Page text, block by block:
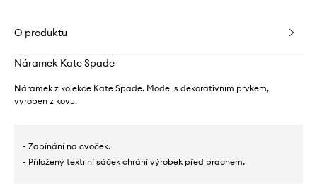
O produktu
Náramek Kate Spade
Náramek z kolekce Kate Spade. Model s dekorativním prvkem,
vyroben z kovu.
- Zapínání na cvoček.
- Přiložený textilní sáček chrání výrobek před prachem.